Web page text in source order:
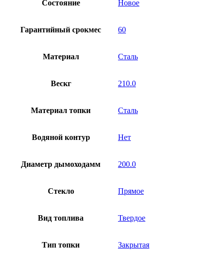
Состояние Новое
Гарантийный срокмес 60
Материал Сталь
Вескг 210.0
Материал топки Сталь
Водяной контур Нет
Диаметр дымоходамм 200.0
Стекло Прямое
Вид топлива Твердое
Тип топки Закрытая